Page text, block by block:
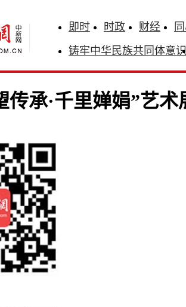
即时 时政 财经
铸牢中华民族共同体意识
传承·千里婵娟”艺